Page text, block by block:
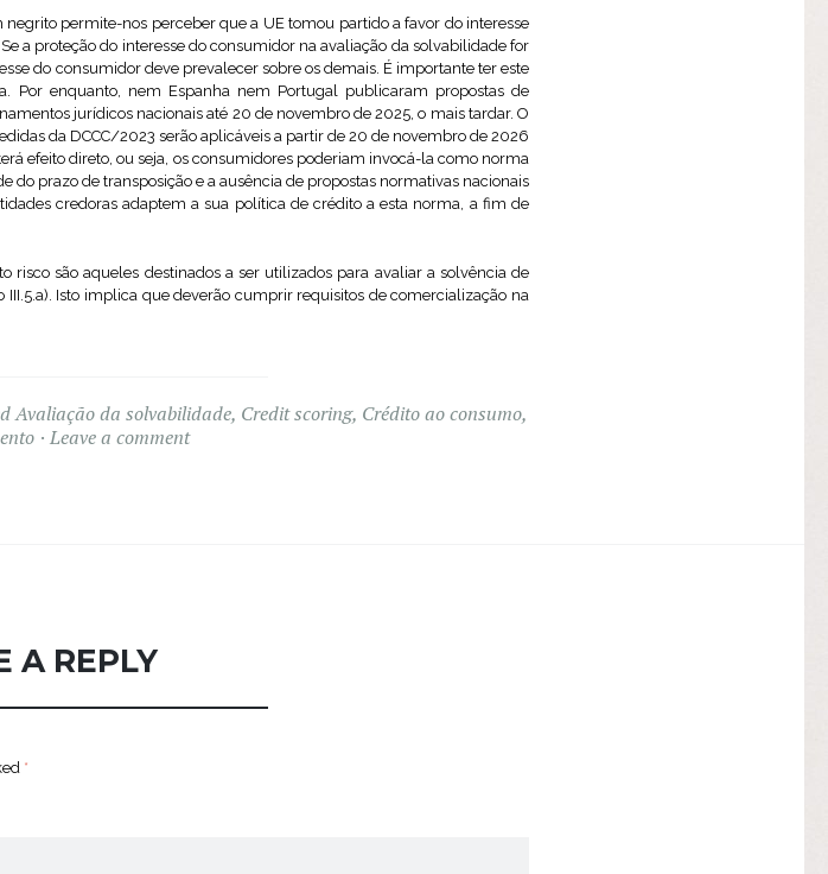
permite-nos perceber que a UE tomou partido a favor do interesse
a proteção do interesse do consumidor na avaliação da solvabilidade for
do consumidor deve prevalecer sobre os demais. É importante ter este
Por enquanto, nem Espanha nem Portugal publicaram propostas de
jurídicos nacionais até 20 de novembro de 2025, o mais tardar. O
da DCCC/2023 serão aplicáveis a partir de 20 de novembro de 2026
efeito direto, ou seja, os consumidores poderiam invocá-la como norma
do prazo de transposição e a ausência de propostas normativas nacionais
credoras adaptem a sua política de crédito a esta norma, a fim de
risco são aqueles destinados a ser utilizados para avaliar a solvência de
Isto implica que deverão cumprir requisitos de comercialização na
Avaliação da solvabilidade, Credit scoring, Crédito ao consumo,
Leave a comment
A REPLY
*